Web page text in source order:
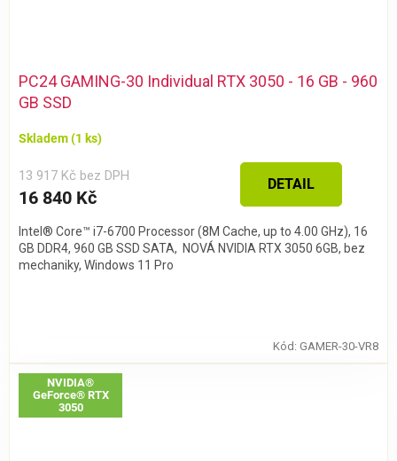
PC24 GAMING-30 Individual RTX 3050 - 16 GB - 960
GB SSD
Skladem(1 ks)
13 917 Kč bez DPH
16 840 Kč
DETAIL
Intel® Core™ i7-6700 Processor (8M Cache, up to 4.00 GHz), 16
GB DDR4, 960 GB SSD SATA, NOVÁ NVIDIA RTX 3050 6GB, bez
mechaniky, Windows 11 Pro
Kód: GAMER-30-VR8
NVIDIA®
GeForce® RTX
3050